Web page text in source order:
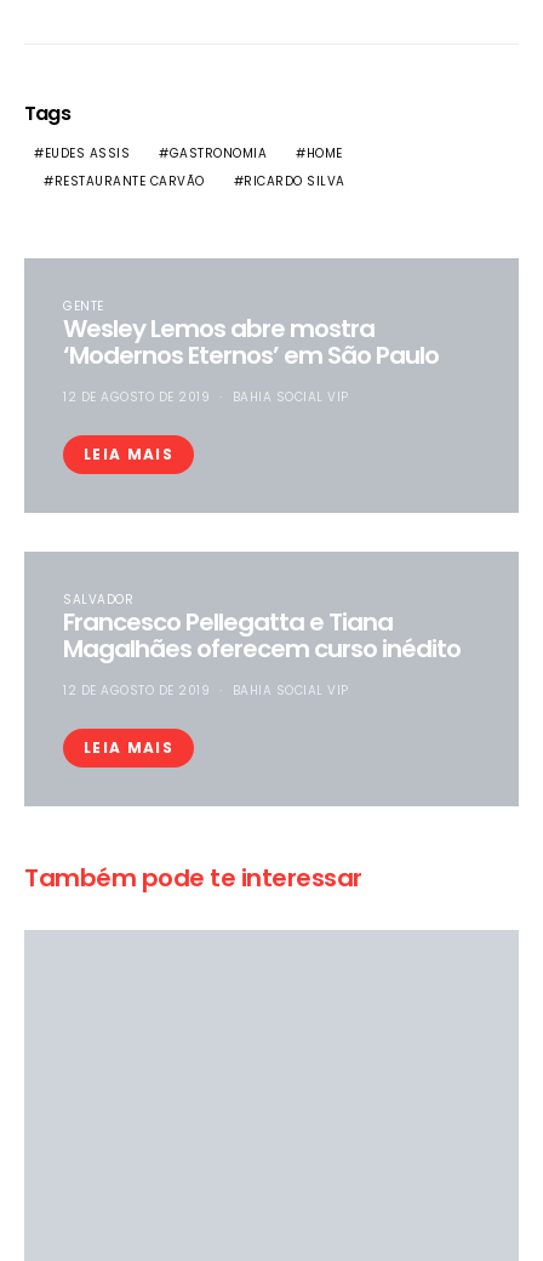
Tags
EUDES ASSIS GASTRONOMIA
HOME
RESTAURANTE CARVÃO
RICARDO SILVA
GENTE
Wesley Lemos abre mostra
‘Modernos Eternos’ em São Paulo
12 DE AGOSTO DE 2019 BAHIA SOCIAL VIP
LEIA MAIS
SALVADOR
Francesco Pellegatta e Tiana
Magalhães oferecem curso inédito
12 DE AGOSTO DE 2019 BAHIA SOCIAL VIP
LEIA MAIS
Também pode te interessar